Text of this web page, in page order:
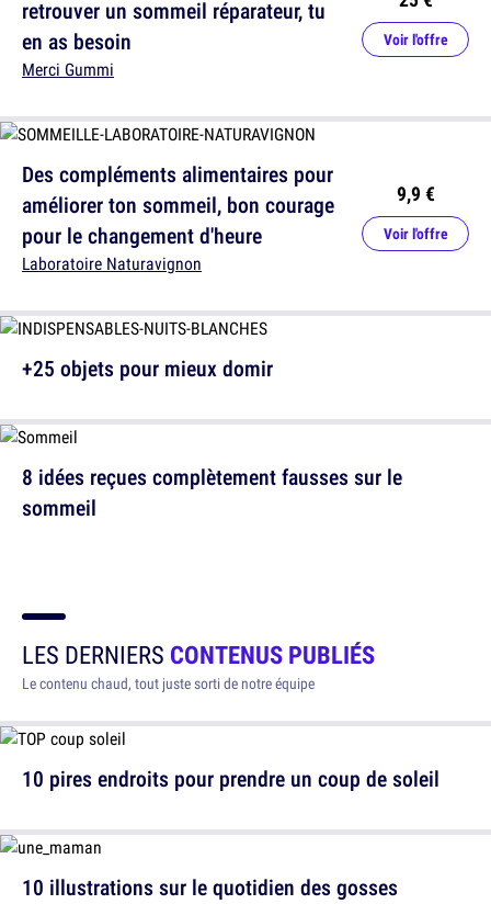
Des compléments alimentaires pour
améliorer ton sommeil, bon courage
pour le changement d'heure
Laboratoire Naturavignon
9,9 €
Voir l'offre
8 idées reçues complètement fausses sur le
sommeil
retrouver un sommeil réparateur, tu
en as besoin
Merci Gummi
Voir l'offre
+25 objets pour mieux domir
LES DERNIERS CONTENUS PUBLIÉS
Le contenu chaud, tout juste sorti de notre équipe
10 pires endroits pour prendre un coup de soleil
10 illustrations sur le quotidien des gosses